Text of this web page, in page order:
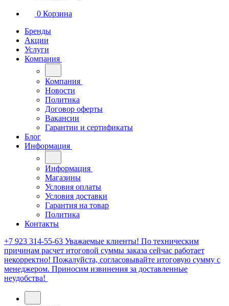
0 Корзина
Бренды
Акции
Услуги
Компания
Компания
Новости
Политика
Договор оферты
Вакансии
Гарантии и сертификаты
Блог
Информация
Информация
Магазины
Условия оплаты
Условия доставки
Гарантия на товар
Политика
Контакты
+7 923 314-55-63 Уважаемые клиенты! По техническим
причинам расчет итоговой суммы заказа сейчас работает
некорректно! Пожалуйста, согласовывайте итоговую сумму с
менеджером. Приносим извинения за доставленные
неудобства!